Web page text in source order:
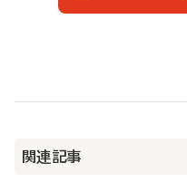
関連記事